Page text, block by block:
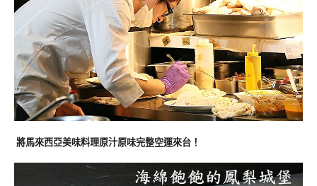
將馬來西亞美味料理原汁原味完整空運來台！